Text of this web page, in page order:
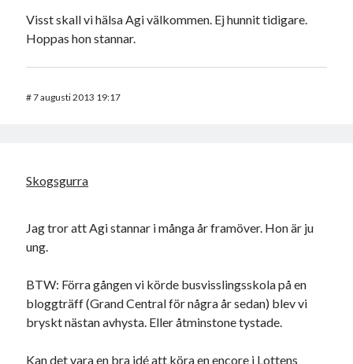
Visst skall vi hälsa Agi välkommen. Ej hunnit tidigare.
Hoppas hon stannar.
#7 augusti 2013 19:17
Skogsgurra
Jag tror att Agi stannar i många år framöver. Hon är ju
ung.
BTW: Förra gången vi körde busvisslingsskola på en
bloggträff (Grand Central för några år sedan) blev vi
bryskt nästan avhysta. Eller åtminstone tystade.
Kan det vara en bra idé att köra en encore i Lottens